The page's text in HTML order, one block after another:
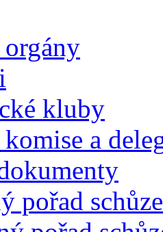
kluby
a
pořad schůze